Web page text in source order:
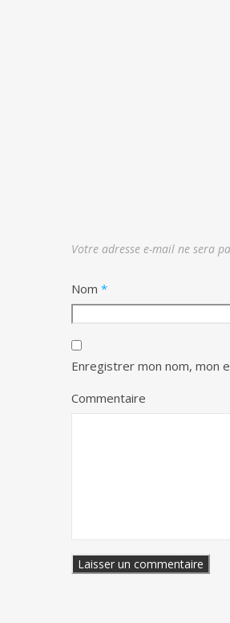
Votre adresse e-mail ne sera
Nom *
Enregistrer mon nom, mon
Commentaire